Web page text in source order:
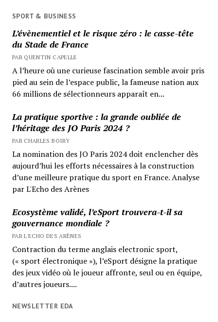
SPORT & BUSINESS
L’évènementiel et le risque zéro : le casse-tête
du Stade de France
PAR QUENTIN CAPELLE
A l’heure où une curieuse fascination semble avoir pris
pied au sein de l’espace public, la fameuse nation aux
66 millions de sélectionneurs apparaît en...
La pratique sportive : la grande oubliée de
l’héritage des JO Paris 2024 ?
PAR CHARLES BOIRY
La nomination des JO Paris 2024 doit enclencher dès
aujourd’hui les efforts nécessaires à la construction
d’une meilleure pratique du sport en France. Analyse
par L'Echo des Arènes
Ecosystème validé, l’eSport trouvera-t-il sa
gouvernance mondiale ?
PAR L'ECHO DES ARÈNES
Contraction du terme anglais electronic sport,
(« sport électronique »), l’eSport désigne la pratique
des jeux vidéo où le joueur affronte, seul ou en équipe,
d’autres joueurs....
NEWSLETTER EDA